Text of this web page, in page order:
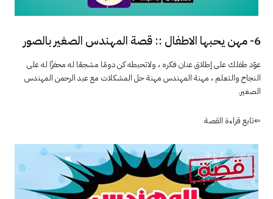
6- مهن يحبها الاطفال :: قصة المهندس الصغير بالصور
عوّد طفلك على إطلاق عنان فكره ، ولاتحبطه كن دومًا مشجعًا له محفزًا له على
النجاح والتعلم ، مهنة المهندس مهنة حل المشكلات مع عبد الرحمن المهندس
الصغير.
⇐تابع قراءة القصة